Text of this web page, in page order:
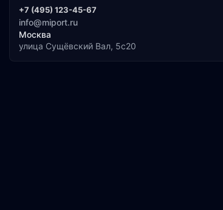
+7 (495) 123-45-67
info@miport.ru
Москва
улица Сущёвский Вал, 5с20